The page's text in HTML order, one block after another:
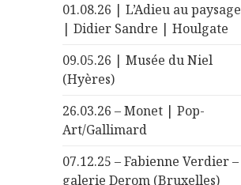
01.08.26 | L’Adieu au paysage
| Didier Sandre | Houlgate
09.05.26 | Musée du Niel
(Hyères)
26.03.26 – Monet | Pop-
Art/Gallimard
07.12.25 – Fabienne Verdier –
galerie Derom (Bruxelles)